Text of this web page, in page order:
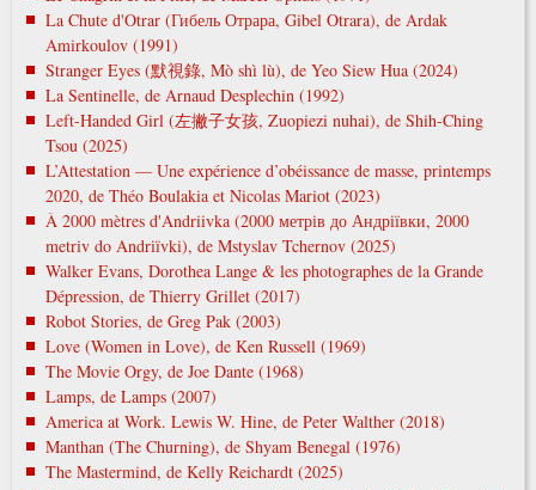
La Chute d'Otrar (Гибель Отрара, Gibel Otrara), de Ardak
Amirkoulov (1991)
Stranger Eyes (默視錄, Mò shì lù), de Yeo Siew Hua (2024)
La Sentinelle, de Arnaud Desplechin (1992)
Left-Handed Girl (左撇子女孩, Zuopiezi nuhai), de Shih-Ching
Tsou (2025)
L’Attestation — Une expérience d’obéissance de masse, printemps
2020, de Théo Boulakia et Nicolas Mariot (2023)
À 2000 mètres d'Andriivka (2000 метрів до Андріївки, 2000
metrіv do Andrіїvki), de Mstyslav Tchernov (2025)
Walker Evans, Dorothea Lange & les photographes de la Grande
Dépression, de Thierry Grillet (2017)
Robot Stories, de Greg Pak (2003)
Love (Women in Love), de Ken Russell (1969)
The Movie Orgy, de Joe Dante (1968)
Lamps, de Lamps (2007)
America at Work. Lewis W. Hine, de Peter Walther (2018)
Manthan (The Churning), de Shyam Benegal (1976)
The Mastermind, de Kelly Reichardt (2025)